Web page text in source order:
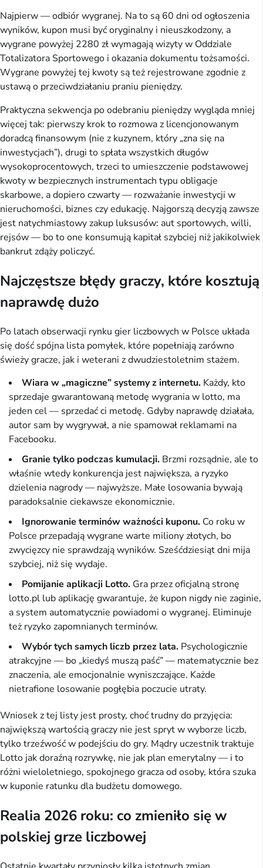
Najpierw — odbiór wygranej. Na to są 60 dni od ogłoszenia
wyników, kupon musi być oryginalny i nieuszkodzony, a
wygrane powyżej 2280 zł wymagają wizyty w Oddziale
Totalizatora Sportowego i okazania dokumentu tożsamości.
Wygrane powyżej tej kwoty są też rejestrowane zgodnie z
ustawą o przeciwdziałaniu praniu pieniędzy.
Praktyczna sekwencja po odebraniu pieniędzy wygląda mniej
więcej tak: pierwszy krok to rozmowa z licencjonowanym
doradcą finansowym (nie z kuzynem, który „zna się na
inwestycjach”), drugi to spłata wszystkich długów
wysokoprocentowych, trzeci to umieszczenie podstawowej
kwoty w bezpiecznych instrumentach typu obligacje
skarbowe, a dopiero czwarty — rozważanie inwestycji w
nieruchomości, biznes czy edukację. Najgorszą decyzją zawsze
jest natychmiastowy zakup luksusów: aut sportowych, willi,
rejsów — bo to one konsumują kapitał szybciej niż jakikolwiek
bankrut zdąży policzyć.
Najczęstsze błędy graczy, które kosztują
naprawdę dużo
Po latach obserwacji rynku gier liczbowych w Polsce układa
się dość spójna lista pomyłek, które popełniają zarówno
świeży gracze, jak i weterani z dwudziestoletnim stażem.
Wiara w „magiczne” systemy z internetu. Każdy, kto
sprzedaje gwarantowaną metodę wygrania w lotto, ma
jeden cel — sprzedać ci metodę. Gdyby naprawdę działała,
autor sam by wygrywał, a nie spamował reklamami na
Facebooku.
Granie tylko podczas kumulacji. Brzmi rozsądnie, ale to
właśnie wtedy konkurencja jest największa, a ryzyko
dzielenia nagrody — najwyższe. Małe losowania bywają
paradoksalnie ciekawsze ekonomicznie.
Ignorowanie terminów ważności kuponu. Co roku w
Polsce przepadają wygrane warte miliony złotych, bo
zwycięzcy nie sprawdzają wyników. Sześćdziesiąt dni mija
szybciej, niż się wydaje.
Pomijanie aplikacji Lotto. Gra przez oficjalną stronę
lotto.pl lub aplikację gwarantuje, że kupon nigdy nie zaginie,
a system automatycznie powiadomi o wygranej. Eliminuje
też ryzyko zapomnianych terminów.
Wybór tych samych liczb przez lata. Psychologicznie
atrakcyjne — bo „kiedyś muszą paść” — matematycznie bez
znaczenia, ale emocjonalnie wyniszczające. Każde
nietrafione losowanie pogłębia poczucie utraty.
Wniosek z tej listy jest prosty, choć trudny do przyjęcia:
największą wartością graczy nie jest spryt w wyborze liczb,
tylko trzeźwość w podejściu do gry. Mądry uczestnik traktuje
Lotto jak doraźną rozrywkę, nie jak plan emerytalny — i to
różni wieloletniego, spokojnego gracza od osoby, która szuka
w kuponie ratunku dla budżetu domowego.
Realia 2026 roku: co zmieniło się w
polskiej grze liczbowej